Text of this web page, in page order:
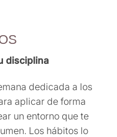
disciplina
dedicada a los
aplicar de forma
un entorno que te
Los hábitos lo